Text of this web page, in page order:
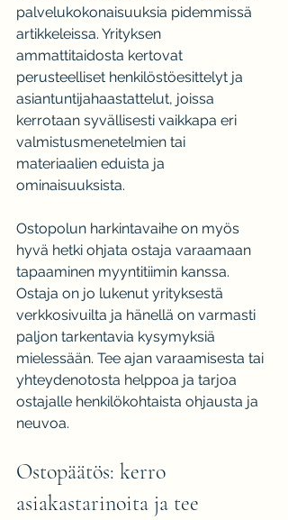
palvelukokonaisuuksia pidemmissä
artikkeleissa. Yrityksen
ammattitaidosta kertovat
perusteelliset henkilöstöesittelyt ja
asiantuntijahaastattelut, joissa
kerrotaan syvällisesti vaikkapa eri
valmistusmenetelmien tai
materiaalien eduista ja
ominaisuuksista.
Ostopolun harkintavaihe on myös
hyvä hetki ohjata ostaja varaamaan
tapaaminen myyntitiimin kanssa.
Ostaja on jo lukenut yrityksestä
verkkosivuilta ja hänellä on varmasti
paljon tarkentavia kysymyksiä
mielessään. Tee ajan varaamisesta tai
yhteydenotosta helppoa ja tarjoa
ostajalle henkilökohtaista ohjausta ja
neuvoa.
Ostopäätös: kerro
asiakastarinoita ja tee